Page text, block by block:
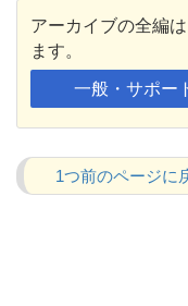
アーカイブの全編
ます。
一般・サポー
1つ前のページに